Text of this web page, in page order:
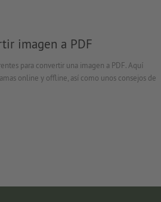
imagen a PDF
para convertir una imagen a PDF. Aquí
online y offline, así como unos consejos de